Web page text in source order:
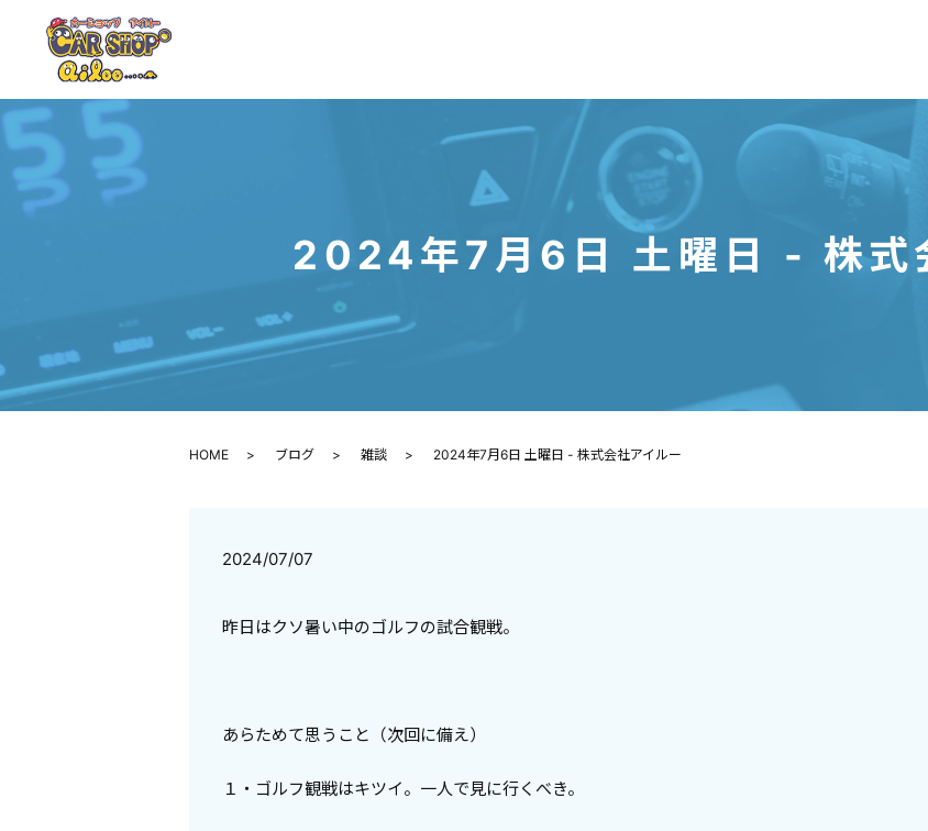
2024年7月6日 土曜日 - 株式
HOME ブログ 雑談 2024年7月6日 土曜日 - 株式会社アイルー
2024/07/07
昨日はクソ暑い中のゴルフの試合観戦。
あらためて思うこと（次回に備え）
１・ゴルフ観戦はキツイ。一人で見に行くべき。